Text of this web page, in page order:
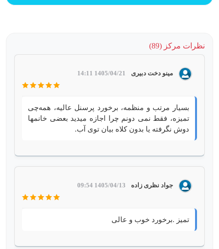
نظرات مرکز (89)
مینو دخت دبیری 1405/04/21 14:11
بسیار مرتب و منظمه، برخورد پرسنل عالیه، همه‌چی
تمیزه، فقط نمی دونم چرا اجازه میدید بعضی خانمها
دوش نگرفته یا بدون کلاه بیان توی آب.
جواد نظری زاده 1405/04/13 09:54
تمیز .برخورد خوب و عالی